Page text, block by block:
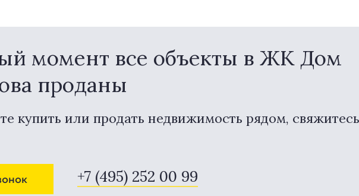
момент все объекты в ЖК Дом
проданы
купить или продать недвижимость рядом,
+7 (495) 252 00 99